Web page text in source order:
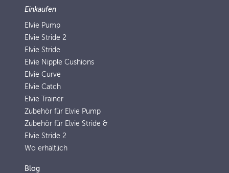
Einkaufen
Elvie Pump
Elvie Stride 2
Elvie Stride
Elvie Nipple Cushions
Elvie Curve
Elvie Catch
Elvie Trainer
Zubehör für Elvie Pump
Zubehör für Elvie Stride &
Elvie Stride 2
Wo erhältlich
Blog